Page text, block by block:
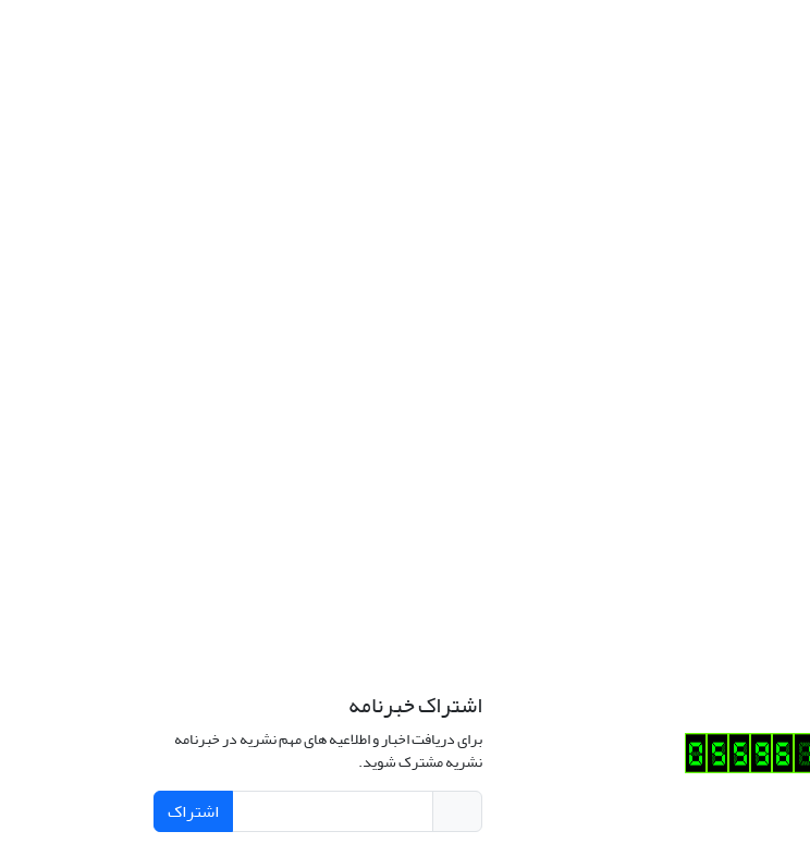
اشتراک خبرنامه
برای دریافت اخبار و اطلاعیه های مهم نشریه در خبرنامه
نشریه مشترک شوید.
اشتراک